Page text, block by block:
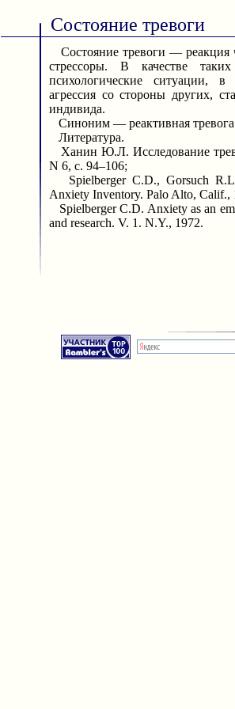
Состояние тревоги
Состояние тревоги — реакция
стрессоры. В качестве
психологические ситуации,
агрессия со стороны других,
индивида.
Синоним — реактивная
Литература.
Ханин Ю.Л. Исследование
N 6, с. 94–106;
Spielberger C.D., Gorsuch
Anxiety Inventory. Palo Alto, Calif.,
Spielberger C.D. Anxiety as an
and research. V. 1. N.Y., 1972.